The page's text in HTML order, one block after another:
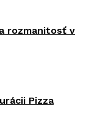
rozmanitosť v
Pizza